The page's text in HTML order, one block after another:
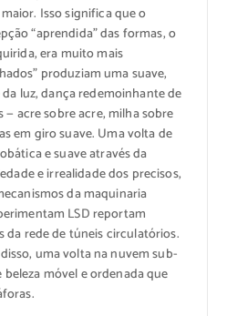
Isso significa que o
“aprendida” das formas, o
era muito mais
produziam uma suave,
luz, dança redemoinhante de
acre sobre acre, milha sobre
em giro suave. Uma volta de
e suave através da
e irrealidade dos precisos,
da maquinaria
LSD reportam
da rede de túneis circulatórios.
uma volta na nuvem sub-
móvel e ordenada que